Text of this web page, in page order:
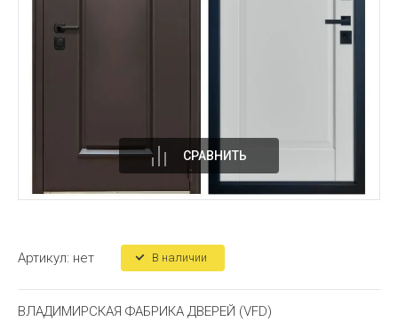
СРАВНИТЬ
Артикул: нет В наличии
ВЛАДИМИРСКАЯ ФАБРИКА ДВЕРЕЙ (VFD)